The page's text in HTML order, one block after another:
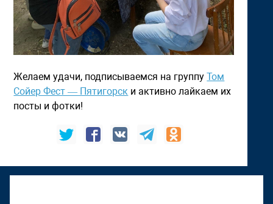
Желаем удачи, подписываемся на группуТом
Сойер Фест — Пятигорск и активно лайкаем их
посты и фотки!